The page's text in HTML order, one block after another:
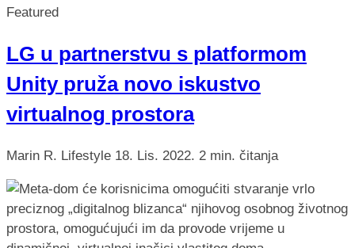
Featured
LG u partnerstvu s platformom
Unity pruža novo iskustvo
virtualnog prostora
Marin R. Lifestyle 18. Lis. 2022. 2 min. čitanja